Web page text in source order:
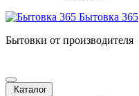
Бытовка 365
Бытовки от производителя
Каталог